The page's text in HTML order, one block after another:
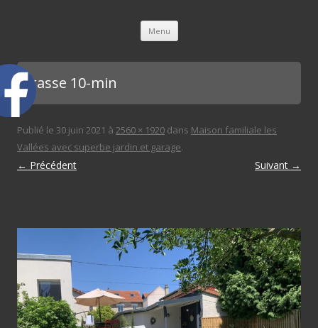
Menu Aller au contenu principal
terasse 10-min
Publié le 30 juin 2021 à 2560 × 1920 dans Maison familiale les
Vallées avec superbe jardin et garage.
← Précédent Suivant →